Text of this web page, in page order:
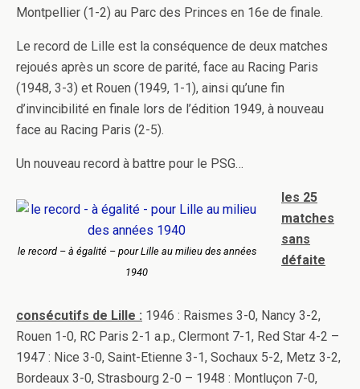
Montpellier (1-2) au Parc des Princes en 16e de finale.
Le record de Lille est la conséquence de deux matches
rejoués après un score de parité, face au Racing Paris
(1948, 3-3) et Rouen (1949, 1-1), ainsi qu’une fin
d’invincibilité en finale lors de l’édition 1949, à nouveau
face au Racing Paris (2-5).
Un nouveau record à battre pour le PSG…
le record – à égalité – pour Lille au milieu des années
1940
les 25
matches
sans
défaite
consécutifs de Lille : 1946 : Raismes 3-0, Nancy 3-2,
Rouen 1-0, RC Paris 2-1 a.p., Clermont 7-1, Red Star 4-2 –
1947 : Nice 3-0, Saint-Etienne 3-1, Sochaux 5-2, Metz 3-2,
Bordeaux 3-0, Strasbourg 2-0 – 1948 : Montluçon 7-0,